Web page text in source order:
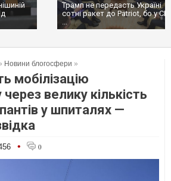
Трамп не передасть Україні
сотні ракет до Patriot, бо у
...
Новини блогосфери »
мобілізацію
велику кількість
у шпиталях —
• 0